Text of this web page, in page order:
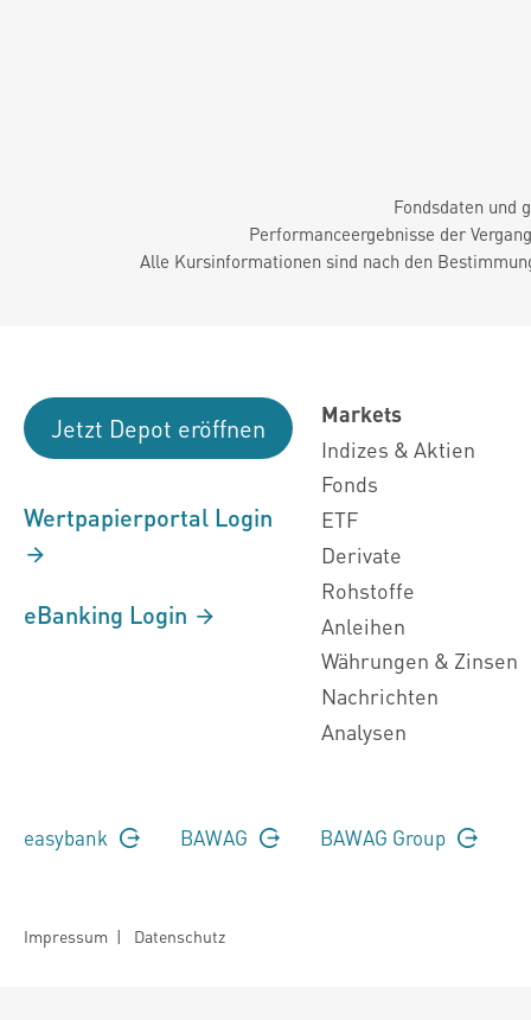
Fondsdaten und
Performanceergebnisse der
Alle Kursinformationen sind nach den
Jetzt Depot eröffnen
Wertpapierportal Login
eBanking Login
Markets
Indizes & Aktien
Fonds
ETF
Derivate
Rohstoffe
Anleihen
Währungen & Zinsen
Nachrichten
Analysen
easybank BAWAG BAWAG Group
Impressum | Datenschutz